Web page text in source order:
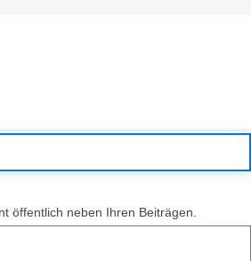
öffentlich neben Ihren Beiträgen.